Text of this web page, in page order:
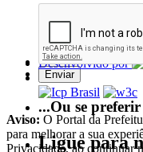
...Ou se preferir
Ligue para
(77) 3691-2145
Atendimento:
Desenvolvido por
Aviso: O Portal da
para melhorar a sua
Privacidade, ao continuar